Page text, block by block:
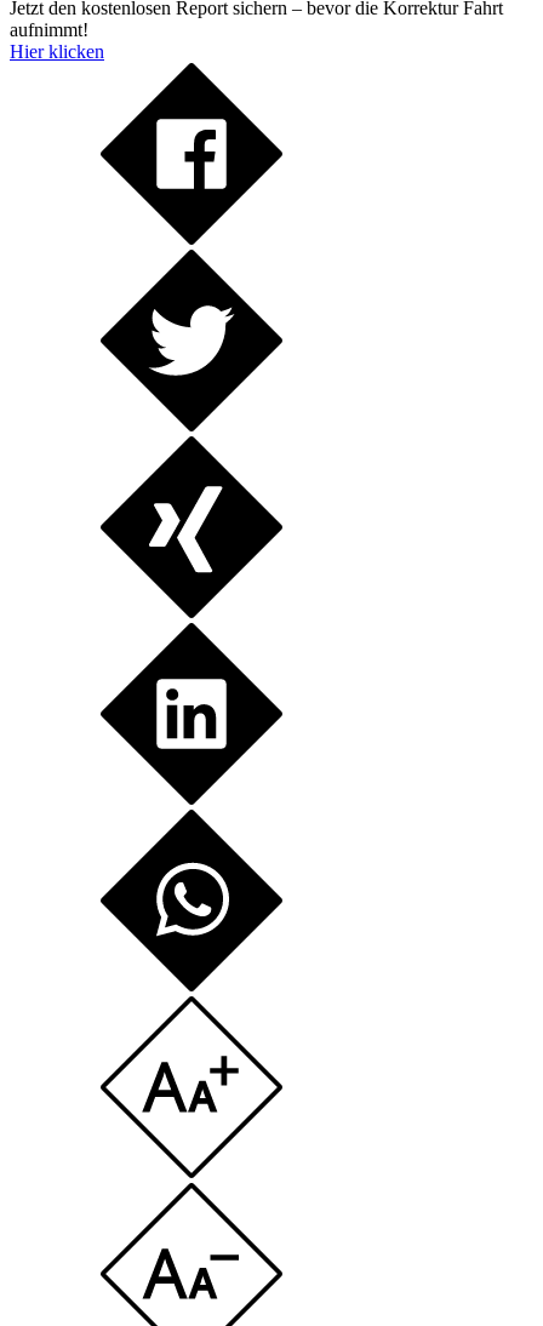
Jetzt den kostenlosen Report sichern – bevor die Korrektur Fahrt
aufnimmt!
Hier klicken